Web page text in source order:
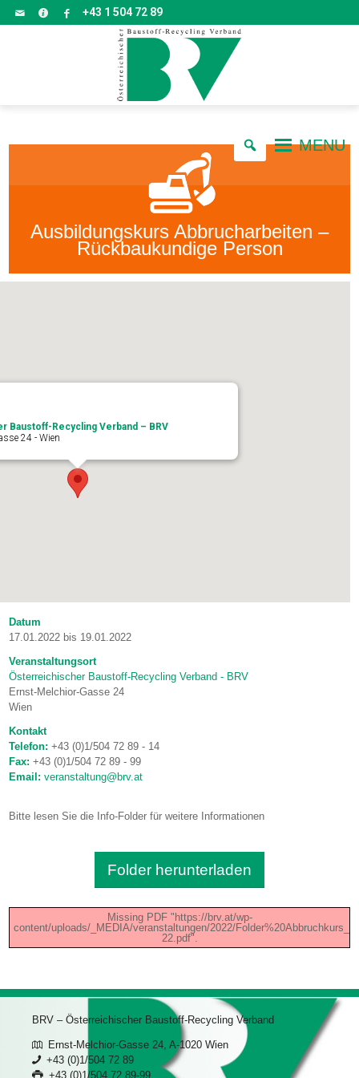
+43 1 504 72 89
MENU
Ausbildungskurs Abbrucharbeiten –
Rückbaukundige Person
Baustoff-Recycling Verband – BRV
24 - Wien
Datum
17.01.2022 bis 19.01.2022
Veranstaltungsort
Österreichischer Baustoff-Recycling Verband - BRV
Ernst-Melchior-Gasse 24
Wien
Kontakt
Telefon:+43 (0)1/504 72 89 - 14
Fax:+43 (0)1/504 72 89 - 99
Email: veranstaltung@brv.at
Bitte lesen Sie die Info-Folder für weitere Informationen
Folder herunterladen
Missing PDF "https://brv.at/wp-
content/uploads/_MEDIA/veranstaltungen/2022/
22.pdf".
BRV – Österreichischer Baustoff-Recycling Verband
Ernst-Melchior-Gasse 24, A-1020 Wien
+43 (0)1/504 72 89
+43 (0)1/504 72 89-99